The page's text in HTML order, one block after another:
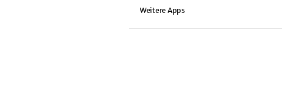
Weitere Apps